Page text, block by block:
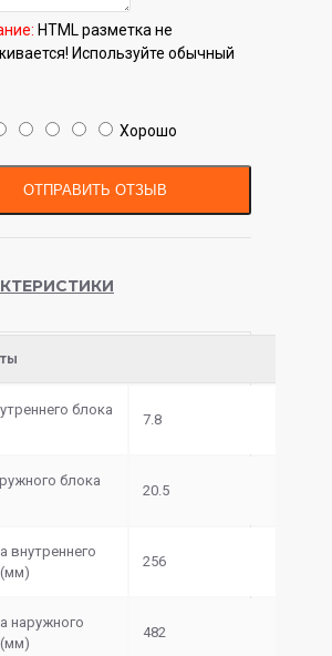
HTML разметка не
Используйте обычный
Хорошо
ОТПРАВИТЬ ОТЗЫВ
блока
7.8
блока
20.5
внутреннего
256
наружного
482